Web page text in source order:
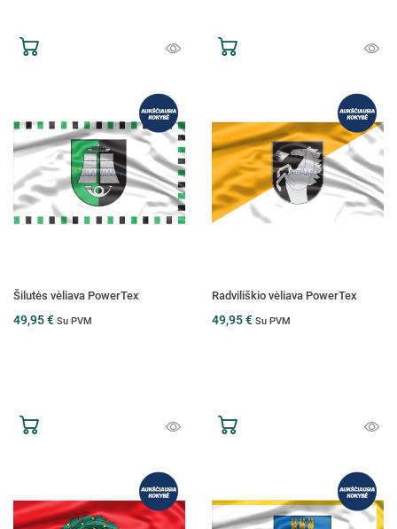
Šilutės vėliava PowerTex
49,95 € Su PVM
Radviliškio vėliava PowerTex
49,95 € Su PVM